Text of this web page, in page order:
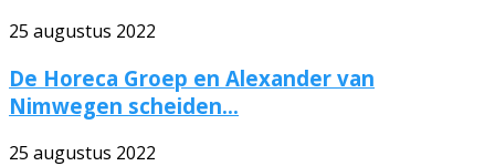
25 augustus 2022
De Horeca Groep en Alexander van
Nimwegen scheiden...
25 augustus 2022